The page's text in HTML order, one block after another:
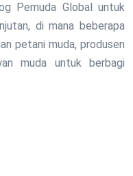
Pemuda Global untuk
di mana beberapa
petani muda, produsen
muda untuk berbagi